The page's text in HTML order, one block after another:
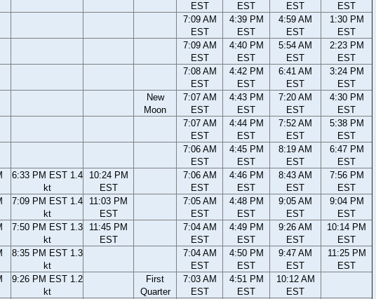
EST
EST
EST
EST
7:09 AM
EST
4:39 PM
EST
4:59 AM
EST
1:30 PM
EST
7:09 AM
EST
4:40 PM
EST
5:54 AM
EST
2:23 PM
EST
7:08 AM
EST
4:42 PM
EST
6:41 AM
EST
3:24 PM
EST
New
Moon
7:07 AM
EST
4:43 PM
EST
7:20 AM
EST
4:30 PM
EST
7:07 AM
EST
4:44 PM
EST
7:52 AM
EST
5:38 PM
EST
7:06 AM
EST
4:45 PM
EST
8:19 AM
EST
6:47 PM
EST
6:33 PM EST 1.4
kt
10:24 PM
EST
7:06 AM
EST
4:46 PM
EST
8:43 AM
EST
7:56 PM
EST
7:09 PM EST 1.4
kt
11:03 PM
EST
7:05 AM
EST
4:48 PM
EST
9:05 AM
EST
9:04 PM
EST
7:50 PM EST 1.3
kt
11:45 PM
EST
7:04 AM
EST
4:49 PM
EST
9:26 AM
EST
10:14 PM
EST
8:35 PM EST 1.3
kt
7:04 AM
EST
4:50 PM
EST
9:47 AM
EST
11:25 PM
EST
9:26 PM EST 1.2
kt
First
Quarter
7:03 AM
EST
4:51 PM
EST
10:12 AM
EST